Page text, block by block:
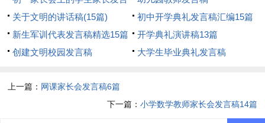
稿关于文明的讲话稿(15篇)
初中开学典礼发言稿汇编15篇
新生军训代表发言稿精选15篇
开学典礼演讲稿13篇
创建文明校园发言稿
大学生毕业典礼发言稿
上一篇： 网课家长会发言稿6篇
下一篇： 小学数学教师家长会发言稿14篇